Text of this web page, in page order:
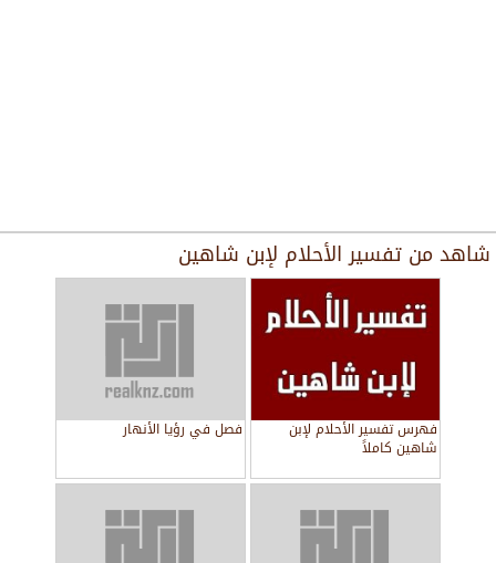
شاهد من تفسير الأحلام لإبن شاهين
فهرس تفسير الأحلام لإبن
شاهين كاملاً
فصل في رؤيا الأنهار